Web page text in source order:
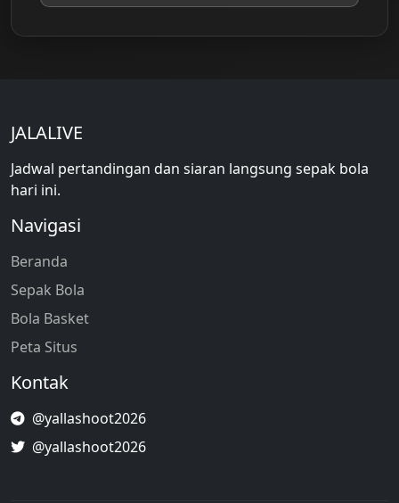
JALALIVE
Jadwal pertandingan dan siaran langsung sepak bola
hari ini.
Navigasi
Beranda
Sepak Bola
Bola Basket
Peta Situs
Kontak
@yallashoot2026
@yallashoot2026